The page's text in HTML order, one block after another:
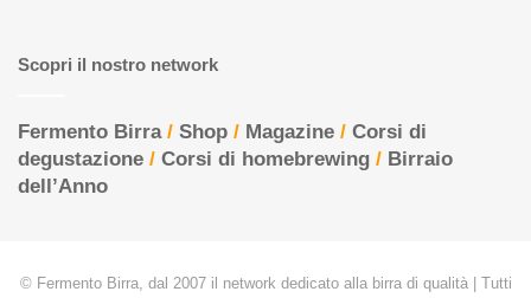
Scopri il nostro network
Fermento Birra/ Shop / Magazine / Corsi di
degustazione / Corsi di homebrewing / Birraio
dell’Anno
© Fermento Birra, dal 2007 il network dedicato alla birra di qualità | Tutti